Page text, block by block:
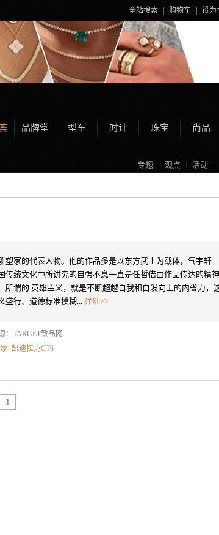
全站搜索 购物车 设为
品牌堂 型车 时计 珠宝 尚品
专题 观点 活动
塑家的代表人物。他的作品多是以东方武士为载体，气宇轩
传统文化中所讲究的自强不息一直是任哲借由作品传达的精神
所谓的 英雄主义，就是不断超越自我和自发向上的内省力，
盛行、道德标准模糊... 详细>>
： TARGET致品网
凯迪拉克CT6
1